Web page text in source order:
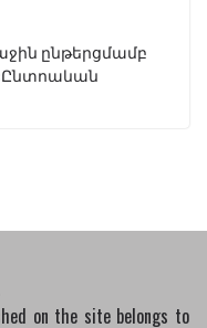
ընթերցմամբ
Գարեգին
on the site belongs to